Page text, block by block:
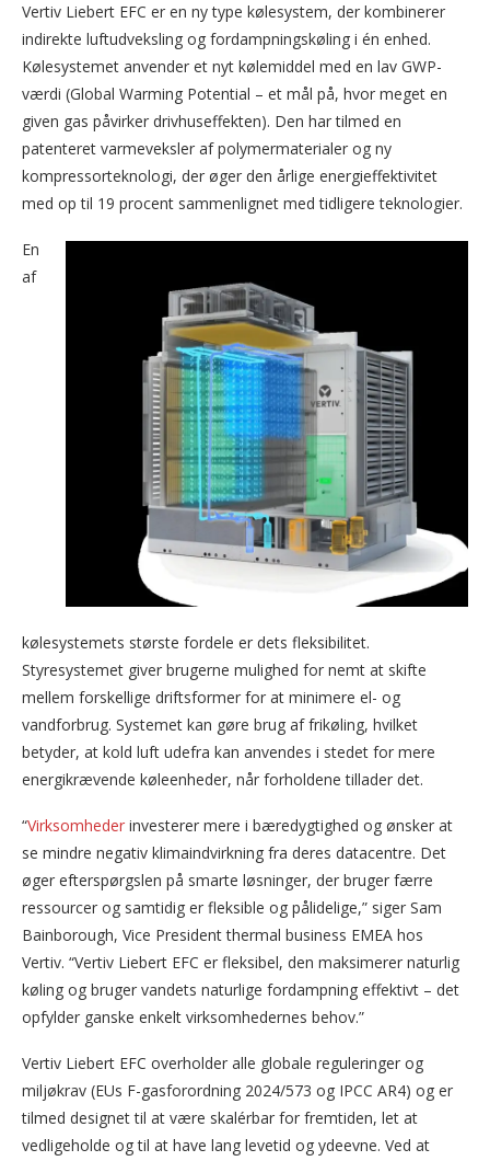
Vertiv Liebert EFC er en ny type kølesystem, der kombinerer
indirekte luftudveksling og fordampningskøling i én enhed.
Kølesystemet anvender et nyt kølemiddel med en lav GWP-
værdi (Global Warming Potential – et mål på, hvor meget en
given gas påvirker drivhuseffekten). Den har tilmed en
patenteret varmeveksler af polymermaterialer og ny
kompressorteknologi, der øger den årlige energieffektivitet
med op til 19 procent sammenlignet med tidligere teknologier.
En
af
kølesystemets største fordele er dets fleksibilitet.
Styresystemet giver brugerne mulighed for nemt at skifte
mellem forskellige driftsformer for at minimere el- og
vandforbrug. Systemet kan gøre brug af frikøling, hvilket
betyder, at kold luft udefra kan anvendes i stedet for mere
energikrævende køleenheder, når forholdene tillader det.
“Virksomheder investerer mere i bæredygtighed og ønsker at
se mindre negativ klimaindvirkning fra deres datacentre. Det
øger efterspørgslen på smarte løsninger, der bruger færre
ressourcer og samtidig er fleksible og pålidelige,” siger Sam
Bainborough, Vice President thermal business EMEA hos
Vertiv. “Vertiv Liebert EFC er fleksibel, den maksimerer naturlig
køling og bruger vandets naturlige fordampning effektivt – det
opfylder ganske enkelt virksomhedernes behov.”
Vertiv Liebert EFC overholder alle globale reguleringer og
miljøkrav (EUs F-gasforordning 2024/573 og IPCC AR4) og er
tilmed designet til at være skalérbar for fremtiden, let at
vedligeholde og til at have lang levetid og ydeevne. Ved at